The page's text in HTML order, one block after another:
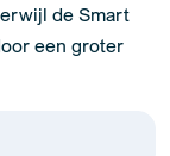
de Smart
een groter